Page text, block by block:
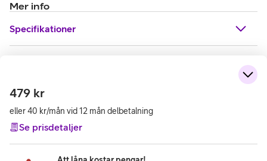
Mer info
Specifikationer
479 kr
eller 40 kr/mån vid 12 mån delbetalning
Se prisdetaljer